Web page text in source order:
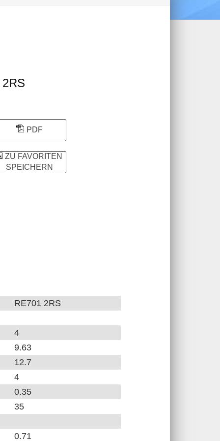
PDF
ZU FAVORITEN
SPEICHERN
RE701 2RS
4
9.63
12.7
4
0.35
35
0.71